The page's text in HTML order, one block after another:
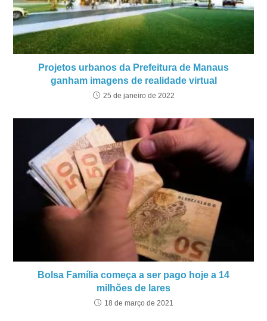
Projetos urbanos da Prefeitura de Manaus
ganham imagens de realidade virtual
25 de janeiro de 2022
Bolsa Família começa a ser pago hoje a 14
milhões de lares
18 de março de 2021